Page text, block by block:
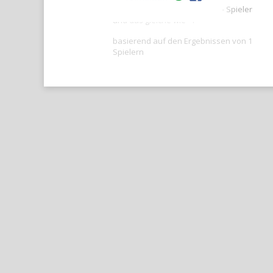
Ihre Punktzahl ist besser als -- Spieler
und das gleiche wie --.
basierend auf den Ergebnissen von 1
Spielern